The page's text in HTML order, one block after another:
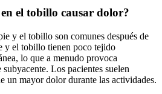
el tobillo causar dolor?
y el tobillo son comunes después de
y el tobillo tienen poco tejido
lo que a menudo provoca
Los pacientes suelen
un mayor dolor durante las actividades.